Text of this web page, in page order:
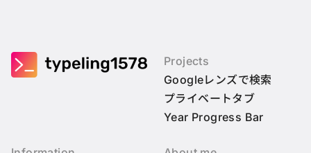
Projects
Googleレンズで検索
プライベートタブ
Year Progress Bar